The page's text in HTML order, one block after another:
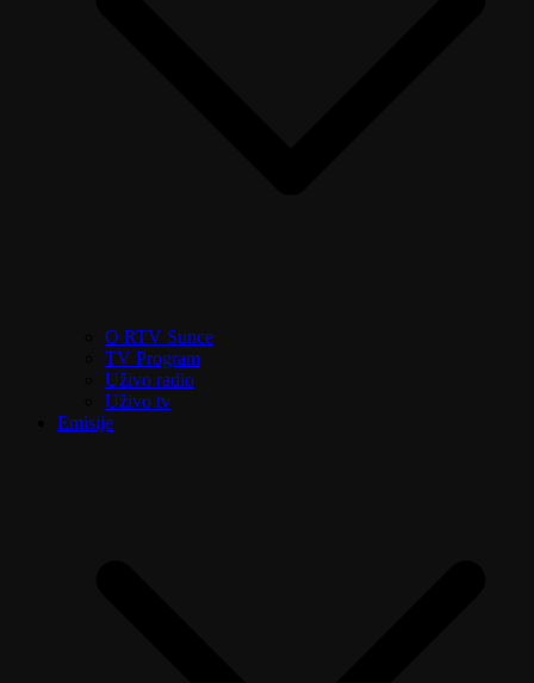
O RTV Sunce
TV Program
Uživo radio
Uživo tv
Emisije